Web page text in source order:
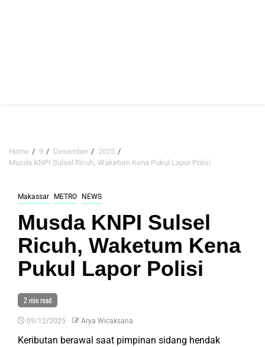
Home 9 Desember
2025
Musda KNPI Sulsel Ricuh, Waketum Kena Pukul Lapor Polisi
Makassar METRO NEWS
Musda KNPI Sulsel
Ricuh, Waketum Kena
Pukul Lapor Polisi
2 min read
09/12/2025 Arya Wicaksana
Keributan berawal saat pimpinan sidang hendak